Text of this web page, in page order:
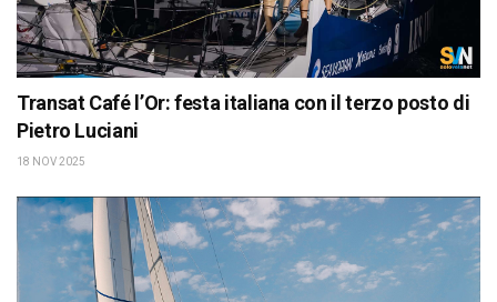
Transat Café l’Or: festa italiana con il terzo posto di
Pietro Luciani
18 NOV 2025